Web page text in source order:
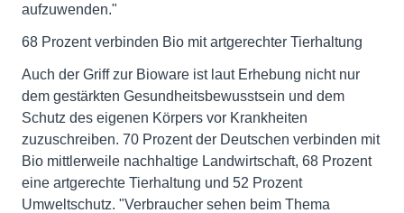
aufzuwenden."
68 Prozent verbinden Bio mit artgerechter Tierhaltung
Auch der Griff zur Bioware ist laut Erhebung nicht nur
dem gestärkten Gesundheitsbewusstsein und dem
Schutz des eigenen Körpers vor Krankheiten
zuzuschreiben. 70 Prozent der Deutschen verbinden mit
Bio mittlerweile nachhaltige Landwirtschaft, 68 Prozent
eine artgerechte Tierhaltung und 52 Prozent
Umweltschutz. "Verbraucher sehen beim Thema